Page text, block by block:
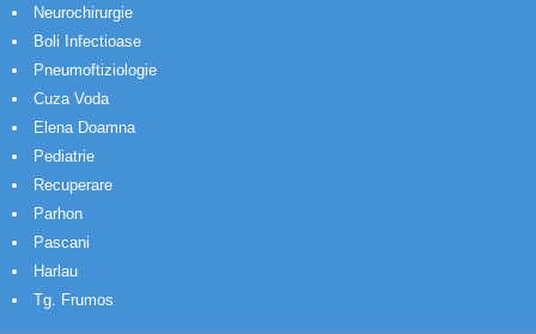
Neurochirurgie
Boli Infectioase
Pneumoftiziologie
Cuza Voda
Elena Doamna
Pediatrie
Recuperare
Parhon
Pascani
Harlau
Tg. Frumos